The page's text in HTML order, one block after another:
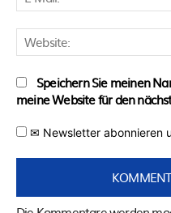
Speichern Sie meinen
meine Website für den
✉ Newsletter abonnieren